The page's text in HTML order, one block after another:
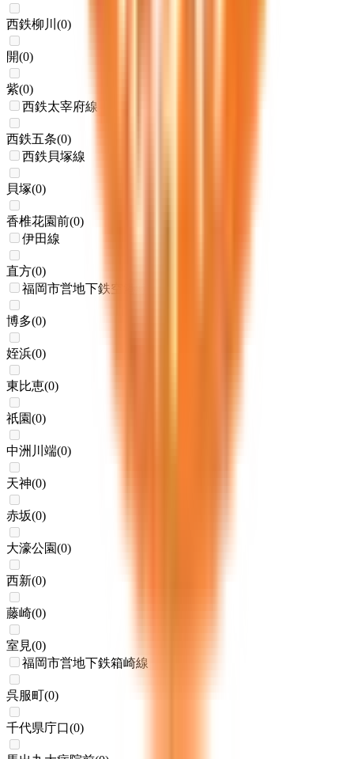
西鉄柳川 (0)
開(0)
紫(0)
西鉄太宰府線
西鉄五条(0)
西鉄貝塚線
貝塚(0)
香椎花園前(0)
伊田線
直方(0)
福岡市営地下鉄空港線
博多(0)
姪浜(0)
東比恵(0)
祇園(0)
中洲川端(0)
天神(0)
赤坂(0)
大濠公園(0)
西新(0)
藤崎(0)
室見(0)
福岡市営地下鉄箱崎線
呉服町(0)
千代県庁口(0)